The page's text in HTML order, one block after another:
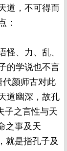
道，不可得而
：
怪、力、乱、
的学说也不言
代颜师古对此
道幽深，故孔
子之言性与天
之事及天
就是指孔子及